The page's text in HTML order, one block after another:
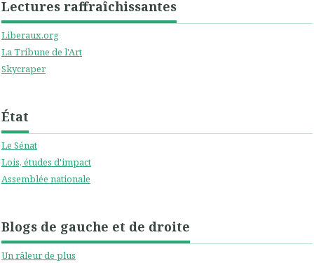
Lectures raffraîchissantes
Liberaux.org
La Tribune de l'Art
Skycraper
État
Le Sénat
Lois, études d'impact
Assemblée nationale
Blogs de gauche et de droite
Un râleur de plus